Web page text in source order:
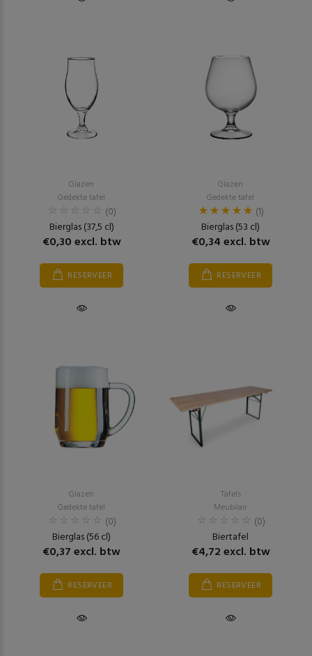
Glazen
Gedekte tafel
(0)
Bierglas (37,5 cl)
€0,30 excl. btw
RESERVEER
Glazen
Gedekte tafel
(1)
Bierglas (53 cl)
€0,34 excl. btw
RESERVEER
Glazen
Gedekte tafel
(0)
Bierglas (56 cl)
€0,37 excl. btw
RESERVEER
Tafels
Meubilair
(0)
Biertafel
€4,72 excl. btw
RESERVEER